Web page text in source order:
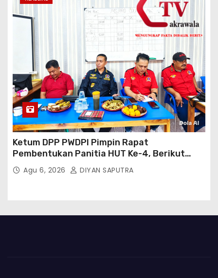
Ketum DPP PWDPI Pimpin Rapat
Pembentukan Panitia HUT Ke-4, Berikut
Susunan Dan Rangkaian Kegiatannya
Agu 6, 2026 DIYAN SAPUTRA